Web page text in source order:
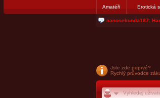
Amatéři Erotická
nanosekunda187:
Jste zde poprvé?
Rychlý průvodce